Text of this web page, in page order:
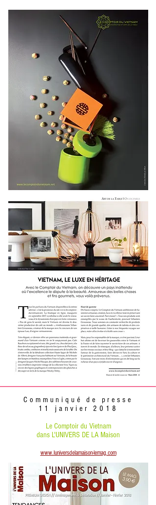
Communiqué de presse
11 janvier 2018
Le Comptoir du Vietnam
dans L'UNIVERS DE LA Maison
www.luniversdelamaison-lemag.com